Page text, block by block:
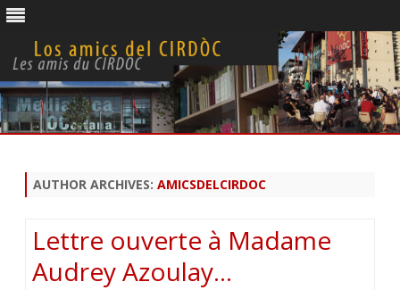
AUTHOR ARCHIVES: AMICSDELCIRDOC
Lettre ouverte à Madame
Audrey Azoulay…